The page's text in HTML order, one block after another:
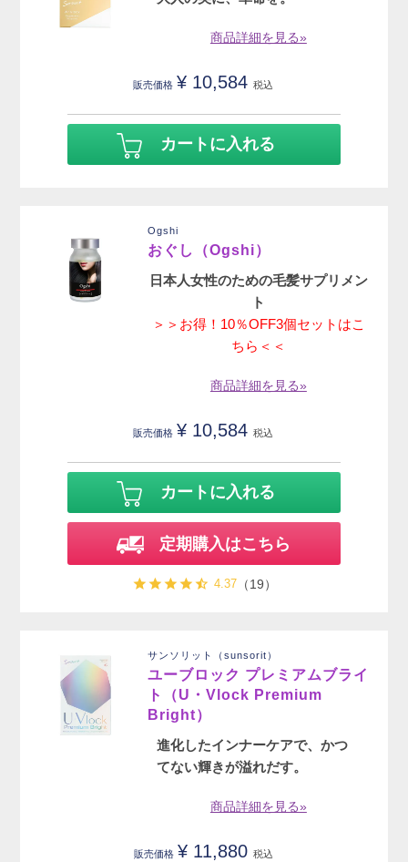
商品詳細を見る»
販売価格 ¥ 10,584 税込
カートに入れる
Ogshi
おぐし（Ogshi）
日本人女性のための毛髪サプリメン
ト
＞＞お得！10％OFF3個セットはこ
ちら＜＜
商品詳細を見る»
販売価格 ¥ 10,584 税込
カートに入れる
定期購入はこちら
4.37（19）
サンソリット（sunsorit）
ユーブロック プレミアムブライ
ト（U・Vlock Premium
Bright）
進化したインナーケアで、かつ
てない輝きが溢れだす。
商品詳細を見る»
販売価格 ¥ 11,880 税込